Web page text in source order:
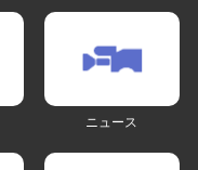
ニュース